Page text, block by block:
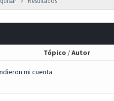
Tópico /Autor
mi cuenta